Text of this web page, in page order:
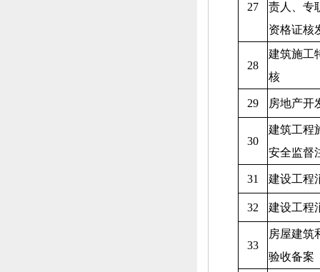
27
责人、 专
资格证核
28
建筑施工
核
29 房地产开
30
建筑工程
安全监督
31 建设工程
32 建设工程
33
房屋建筑
验收备案